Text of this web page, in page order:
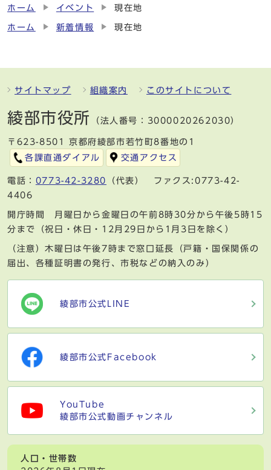
ホーム イベント 現在地
ホーム 新着情報 現在地
サイトマップ 組織案内 このサイトについて
綾部市役所 （法人番号：3000020262030）
〒623-8501 京都府綾部市若竹町8番地の1
各課直通ダイアル
交通アクセス
電話： 0773-42-3280
（代表） ファクス:0773-42-
4406
開庁時間 月曜日から金曜日の午前8時30分から午後5時15
分まで（祝日・休日・12月29日から1月3日を除く）
（注意）木曜日は午後7時まで窓口延長（戸籍・国保関係の
届出、各種証明書の発行、市税などの納入のみ）
綾部市公式LINE
綾部市公式Facebook
YouTube
綾部市公式動画チャンネル
人口・世帯数